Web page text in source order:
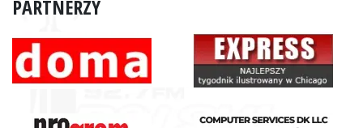
PARTNERZY